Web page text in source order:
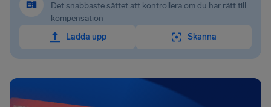
Det snabbaste sättet att kontrollera om du har rätt till
kompensation
Ladda upp
Skanna